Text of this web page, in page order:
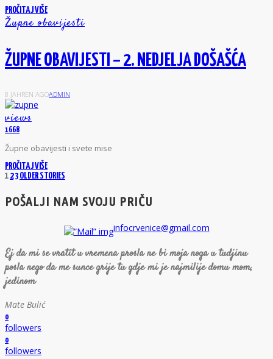
PROČITAJ VIŠE
Župne obavijesti
ŽUPNE OBAVIJESTI – 2. NEDJELJA DOŠAŠĆA
8 JAHREN AGOADMIN
views
1668
Župne obavijesti i svete mise
PROČITAJ VIŠE
1 2 3 OLDER STORIES
POŠALJI NAM SVOJU PRIČU
infocrvenice@gmail.com
Ej da mi se vratit u vremena prosla ne bi moja noga u tudjinu
posla nego da me sunce grije tu gdje mi je najmilije domu mom,
jedinom
Mate Bulić
0
followers
0
followers